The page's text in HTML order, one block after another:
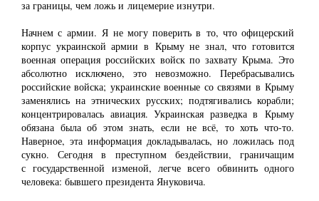
за границы, чем ложь и лицемерие изнутри.
Начнем с армии. Я не могу поверить в то, что офицерский
корпус украинской армии в Крыму не знал, что готовится
военная операция российских войск по захвату Крыма. Это
абсолютно исключено, это невозможно. Перебрасывались
российские войска; украинские военные со связями в Крыму
заменялись на этнических русских; подтягивались корабли;
концентрировалась авиация. Украинская разведка в Крыму
обязана была об этом знать, если не всё, то хоть что-то.
Наверное, эта информация докладывалась, но ложилась под
сукно. Сегодня в преступном бездействии, граничащим
с государственной изменой, легче всего обвинить одного
человека: бывшего президента Януковича.